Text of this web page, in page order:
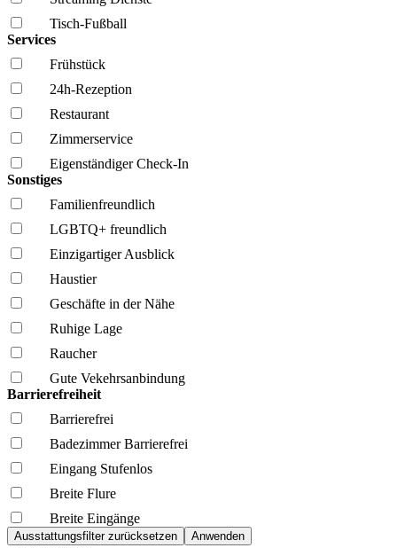
Tisch-Fußball
Services
Frühstück
24h-Rezeption
Restaurant
Zimmerservice
Eigenständiger Check-In
Sonstiges
Familien­freundlich
LGBTQ+ freundlich
Einzigartiger Ausblick
Haustier
Geschäfte in der Nähe
Ruhige Lage
Raucher
Gute Vekehrsanbindung
Barrierefreiheit
Barrierefrei
Badezimmer Barrierefrei
Eingang Stufenlos
Breite Flure
Breite Eingänge